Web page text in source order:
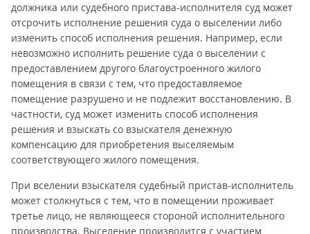
должника или судебного пристава-исполнителя суд может
отсрочить исполнение решения суда о выселении либо
изменить способ исполнения решения. Например, если
невозможно исполнить решение суда о выселении с
предоставлением другого благоустроенного жилого
помещения в связи с тем, что предоставляемое
помещение разрушено и не подлежит восстановлению. В
частности, суд может изменить способ исполнения
решения и взыскать со взыскателя денежную
компенсацию для приобретения выселяемым
соответствующего жилого помещения.
При вселении взыскателя судебный пристав-исполнитель
может столкнуться с тем, что в помещении проживает
третье лицо, не являющееся стороной исполнительного
производства. Выселение производится с участием